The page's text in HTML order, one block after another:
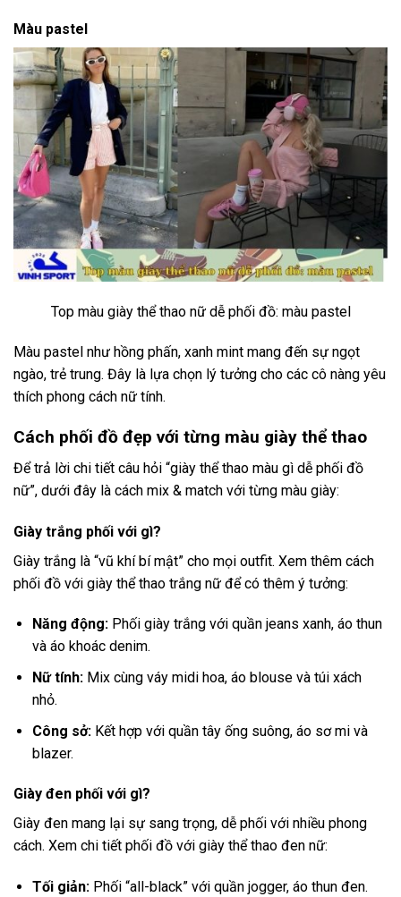
Màu pastel
Top màu giày thể thao nữ dễ phối đồ: màu pastel
Màu pastel như hồng phấn, xanh mint mang đến sự ngọt
ngào, trẻ trung. Đây là lựa chọn lý tưởng cho các cô nàng yêu
thích phong cách nữ tính.
Cách phối đồ đẹp với từng màu giày thể thao
Để trả lời chi tiết câu hỏi “giày thể thao màu gì dễ phối đồ
nữ”, dưới đây là cách mix & match với từng màu giày:
Giày trắng phối với gì?
Giày trắng là “vũ khí bí mật” cho mọi outfit. Xem thêm cách
phối đồ với giày thể thao trắng nữ để có thêm ý tưởng:
Năng động:Phối giày trắng với quần jeans xanh, áo thun
và áo khoác denim.
Nữ tính:Mix cùng váy midi hoa, áo blouse và túi xách
nhỏ.
Công sở:Kết hợp với quần tây ống suông, áo sơ mi và
blazer.
Giày đen phối với gì?
Giày đen mang lại sự sang trọng, dễ phối với nhiều phong
cách. Xem chi tiết phối đồ với giày thể thao đen nữ:
Tối giản:Phối “all-black” với quần jogger, áo thun đen.